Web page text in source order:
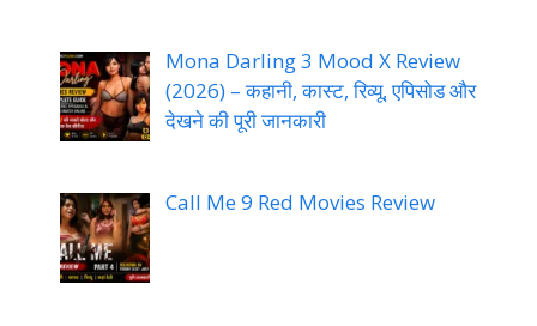
Mona Darling 3 Mood X Review
(2026) – कहानी, कास्ट, रिव्यू, एपिसोड और
देखने की पूरी जानकारी
Call Me 9 Red Movies Review